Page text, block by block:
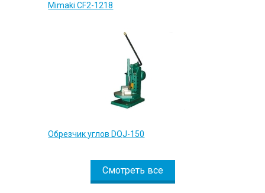
Mimaki CF2-1218
Обрезчик углов DQJ-150
Смотреть все